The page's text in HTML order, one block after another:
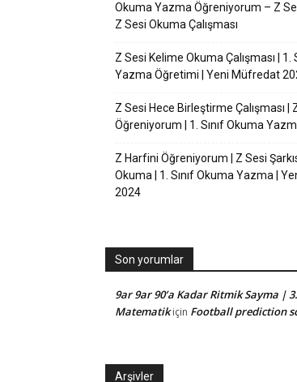
Okuma Yazma Öğreniyorum – Z
Z Sesi Okuma Çalışması
Z Sesi Kelime Okuma Çalışması | 1.
Yazma Öğretimi | Yeni Müfredat
Z Sesi Hece Birleştirme Çalışması |
Öğreniyorum | 1. Sınıf Okuma
Z Harfini Öğreniyorum | Z Sesi
Okuma | 1. Sınıf Okuma Yazma |
2024
Son yorumlar
9ar 9ar 90’a Kadar Ritmik Sayma | 3.
Matematikiçin Football prediction
Arşivler